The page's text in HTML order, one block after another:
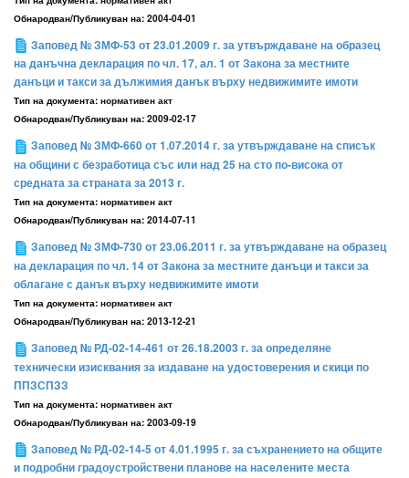
Обнародван/Публикуван на: 2004-04-01
Заповед № ЗМФ-53 от 23.01.2009 г. за утвърждаване на образец
на данъчна декларация по чл. 17, ал. 1 от Закона за местните
данъци и такси за дължимия данък върху недвижимите имоти
Тип на документа: нормативен акт
Обнародван/Публикуван на: 2009-02-17
Заповед № ЗМФ-660 от 1.07.2014 г. за утвърждаване на списък
на общини с безработица със или над 25 на сто по-висока от
средната за страната за 2013 г.
Тип на документа: нормативен акт
Обнародван/Публикуван на: 2014-07-11
Заповед № ЗМФ-730 от 23.06.2011 г. за утвърждаване на образец
на декларация по чл. 14 от Закона за местните данъци и такси за
облагане с данък върху недвижимите имоти
Тип на документа: нормативен акт
Обнародван/Публикуван на: 2013-12-21
Заповед № РД-02-14-461 от 26.18.2003 г. за определяне
технически изисквания за издаване на удостоверения и скици по
ППЗСПЗЗ
Тип на документа: нормативен акт
Обнародван/Публикуван на: 2003-09-19
Заповед № РД-02-14-5 от 4.01.1995 г. за съхранението на общите
и подробни градоустройствени планове на населените места